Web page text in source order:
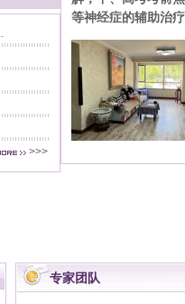
>>>
等神经症的辅助治
专家团队